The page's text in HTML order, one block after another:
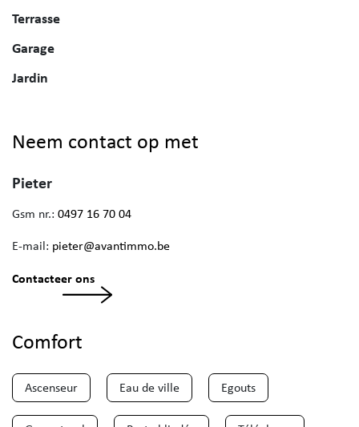
Terrasse
Garage
Jardin
Neem contact op met
Pieter
Gsm nr.: 0497 16 70 04
E-mail: pieter@avantimmo.be
Contacteer ons
Comfort
Ascenseur Eau de ville Egouts